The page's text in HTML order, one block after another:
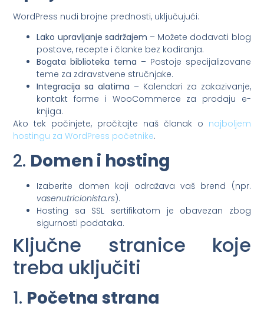
WordPress nudi brojne prednosti, uključujući:
Lako upravljanje sadržajem – Možete dodavati blog
postove, recepte i članke bez kodiranja.
Bogata biblioteka tema – Postoje specijalizovane
teme za zdravstvene stručnjake.
Integracija sa alatima – Kalendari za zakazivanje,
kontakt forme i WooCommerce za prodaju e-
knjiga.
Ako tek počinjete, pročitajte naš članak o najboljem
hostingu za WordPress početnike.
2. Domen i hosting
Izaberite domen koji odražava vaš brend (npr.
vasenutricionista.rs).
Hosting sa SSL sertifikatom je obavezan zbog
sigurnosti podataka.
Ključne stranice koje
treba uključiti
1. Početna strana